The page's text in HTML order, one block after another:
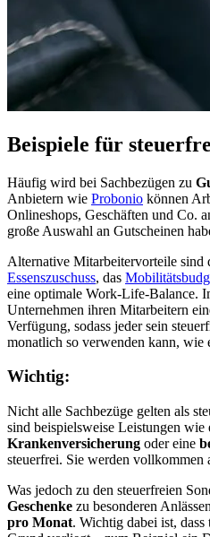
Beispiele für
Häufig wird bei Sachbezügen zu
Anbietern wie Probonio können
Onlineshops, Geschäften und Co.
große Auswahl an Gutscheinen
Alternative Mitarbeitervorteile sind
Essenszuschuss, das
eine optimale Work-Life-Balance.
Unternehmen ihren Mitarbeitern
Verfügung, sodass jeder sein
monatlich so verwenden kann, wie
Wichtig:
Nicht alle Sachbezüge gelten als
sind beispielsweise Leistungen wie
Krankenversicherung oder eine
steuerfrei. Sie werden vollkommen
Was jedoch zu den steuerfreien
Geschenke zu besonderen
pro Monat. Wichtig dabei ist,